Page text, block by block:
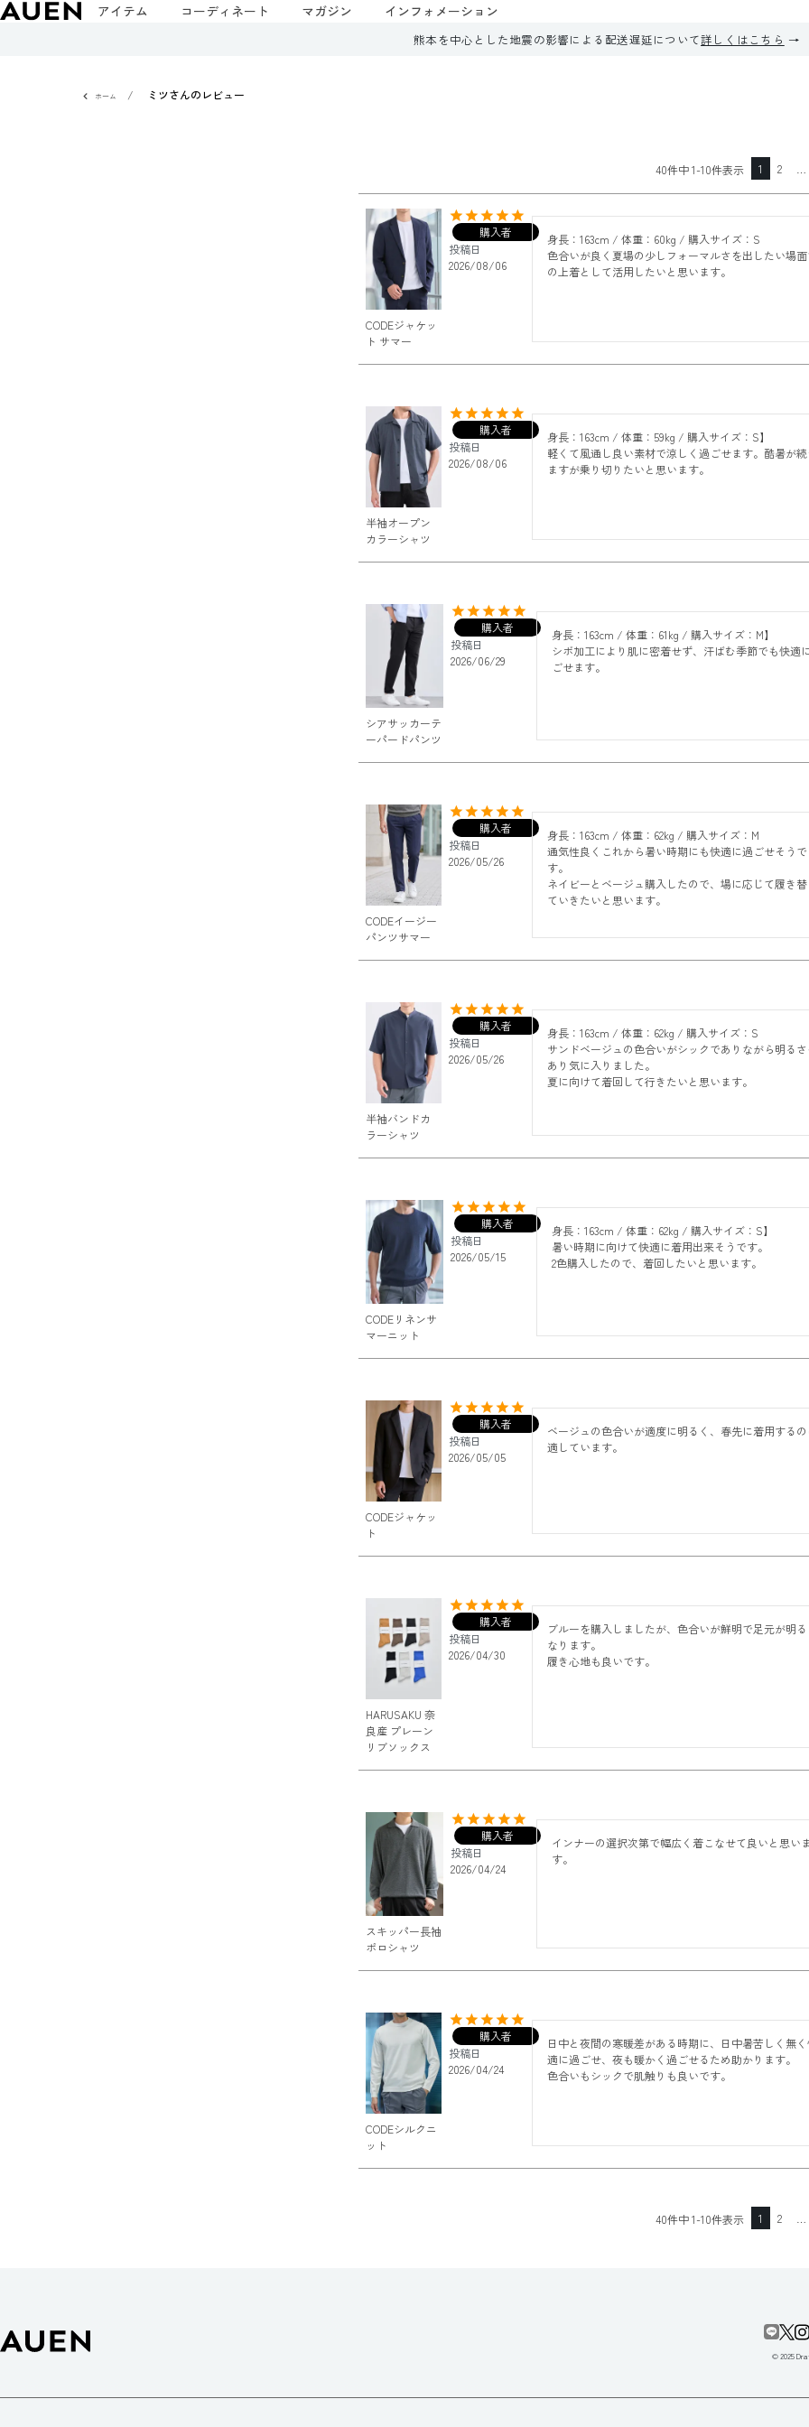
アイテム コーディネート マガジン インフォメーション
熊本を中心とした地震の影響による配送遅延について詳しくはこちら
ホーム ミツさんのレビュー
40件中1-10件表示 1 2
CODEジャケッ
ト サマー
購入者
投稿日
2026/08/06
身長：163cm / 体重：60kg / 購入サイズ：S
色合いが良く夏場の少しフォーマルさを出したい場
の上着として活用したいと思います。
半袖オープン
カラーシャツ
購入者
投稿日
2026/08/06
身長：163cm / 体重：59kg / 購入サイズ：S】
軽くて風通し良い素材で涼しく過ごせます。酷暑が
ますが乗り切りたいと思います。
シアサッカーテ
ーパードパンツ
購入者
投稿日
2026/06/29
身長：163cm / 体重：61kg / 購入サイズ：M】
シボ加工により肌に密着せず、汗ばむ季節でも快適
ごせます。
CODEイージー
パンツサマー
購入者
投稿日
2026/05/26
身長：163cm / 体重：62kg / 購入サイズ：M
通気性良くこれから暑い時期にも快適に過ごせそうで
す。
ネイビーとベージュ購入したので、場に応じて履き
ていきたいと思います。
半袖バンドカ
ラーシャツ
購入者
投稿日
2026/05/26
身長：163cm / 体重：62kg / 購入サイズ：S
サンドベージュの色合いがシックでありながら明る
あり気に入りました。
夏に向けて着回して行きたいと思います。
CODEリネンサ
マーニット
購入者
投稿日
2026/05/15
身長：163cm / 体重：62kg / 購入サイズ：S】
暑い時期に向けて快適に着用出来そうです。
2色購入したので、着回したいと思います。
CODEジャケッ
ト
購入者
投稿日
2026/05/05
ベージュの色合いが適度に明るく、春先に着用する
適しています。
HARUSAKU 奈
良産 プレーン
リブソックス
購入者
投稿日
2026/04/30
ブルーを購入しましたが、色合いが鮮明で足元が明
なります。
履き心地も良いです。
スキッパー長袖
ポロシャツ
購入者
投稿日
2026/04/24
インナーの選択次第で幅広く着こなせて良いと思い
す。
CODEシルクニ
ット
購入者
投稿日
2026/04/24
日中と夜間の寒暖差がある時期に、日中暑苦しく無
適に過ごせ、夜も暖かく過ごせるため助かります。
色合いもシックで肌触りも良いです。
40件中1-10件表示 1 2
© 2025